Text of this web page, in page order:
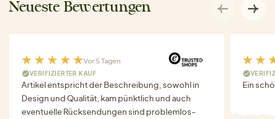
Neueste Bewertungen
Vor 5 Tagen
VERIFIZIERTER KAUF
Artikel entspricht der Beschreibung, sowohl in
Design und Qualität, kam pünktlich und auch
eventuelle Rücksendungen sind problemlos-
Ein